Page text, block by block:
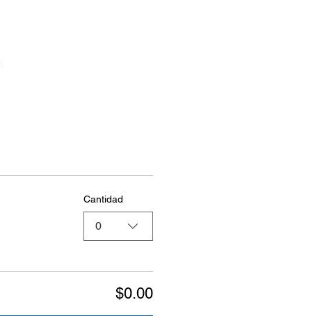
Cantidad
0
$0.00